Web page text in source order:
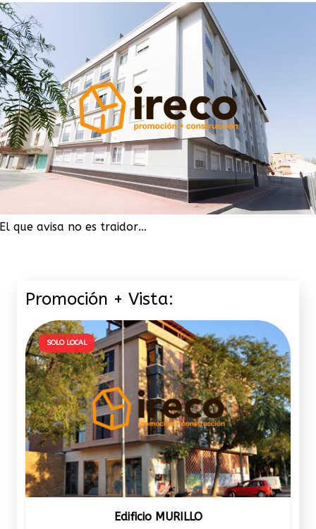
El que avisa no es traidor…
Promoción + Vista:
SOLO LOCAL
Edificio MURILLO